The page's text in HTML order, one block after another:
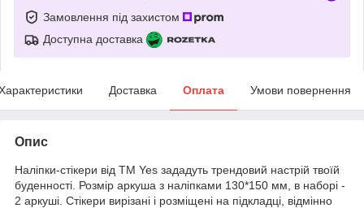
Замовлення під захистом
Доступна доставка
Доставка Оплата Умови повернення
Опис
Наліпки-стікери від ТМ Yes зададуть трендовий настрій твоїй
буденності. Розмір аркуша з наліпками 130*150 мм, в наборі -
2 аркуші. Стікери вирізані і розміщені на підкладці, відмінно